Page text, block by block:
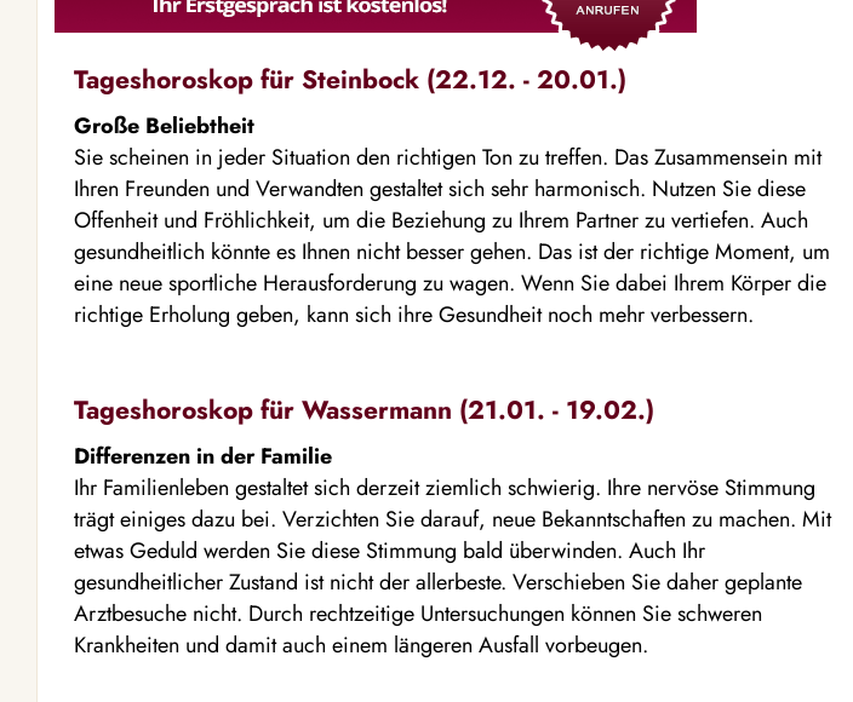
Tageshoroskop für Steinbock (22.12. - 20.01.)
Große Beliebtheit
Sie scheinen in jeder Situation den richtigen Ton zu treffen. Das Zusammensein mit
Ihren Freunden und Verwandten gestaltet sich sehr harmonisch. Nutzen Sie diese
Offenheit und Fröhlichkeit, um die Beziehung zu Ihrem Partner zu vertiefen. Auch
gesundheitlich könnte es Ihnen nicht besser gehen. Das ist der richtige Moment, um
eine neue sportliche Herausforderung zu wagen. Wenn Sie dabei Ihrem Körper die
richtige Erholung geben, kann sich ihre Gesundheit noch mehr verbessern.
Tageshoroskop für Wassermann (21.01. - 19.02.)
Differenzen in der Familie
Ihr Familienleben gestaltet sich derzeit ziemlich schwierig. Ihre nervöse Stimmung
trägt einiges dazu bei. Verzichten Sie darauf, neue Bekanntschaften zu machen. Mit
etwas Geduld werden Sie diese Stimmung bald überwinden. Auch Ihr
gesundheitlicher Zustand ist nicht der allerbeste. Verschieben Sie daher geplante
Arztbesuche nicht. Durch rechtzeitige Untersuchungen können Sie schweren
Krankheiten und damit auch einem längeren Ausfall vorbeugen.